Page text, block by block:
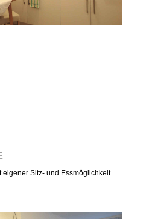
eigener Sitz- und Essmöglichkeit